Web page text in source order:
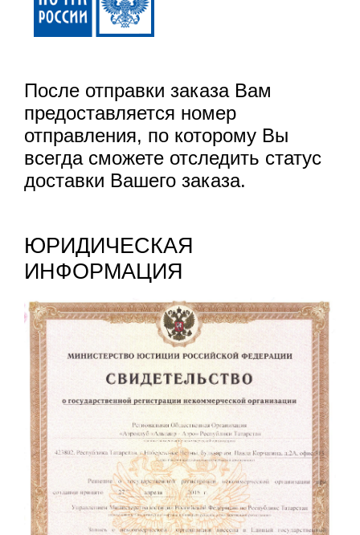
После отправки заказа Вам
предоставляется номер
отправления, по которому Вы
всегда сможете отследить статус
доставки Вашего заказа.
ЮРИДИЧЕСКАЯ
ИНФОРМАЦИЯ